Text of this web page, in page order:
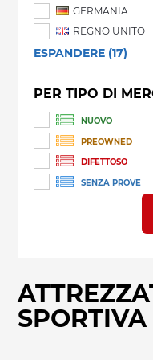
GERMANIA
REGNO UNITO
ESPANDERE (17)
PER TIPO DI
NUOVO
PREOWNED
DIFETTOSO
SENZA PROVE
ATTREZZATURA
SPORTIVA